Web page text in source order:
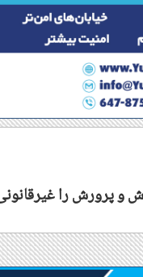
و پرورش را